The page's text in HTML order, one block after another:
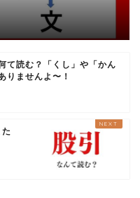
て読む？「くし」や「かん
りませんよ〜！